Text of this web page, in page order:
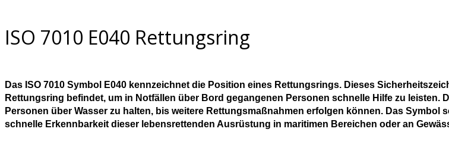
ISO 7010 E040 Rettungsring
Das ISO 7010 Symbol E040 kennzeichnet die Position eines Rettungsrings. Dieses
Rettungsring befindet, um in Notfällen über Bord gegangenen Personen schnelle Hilfe zu leisten.
Personen über Wasser zu halten, bis weitere Rettungsmaßnahmen erfolgen können. Das Symbol
schnelle Erkennbarkeit dieser lebensrettenden Ausrüstung in maritimen Bereichen oder an